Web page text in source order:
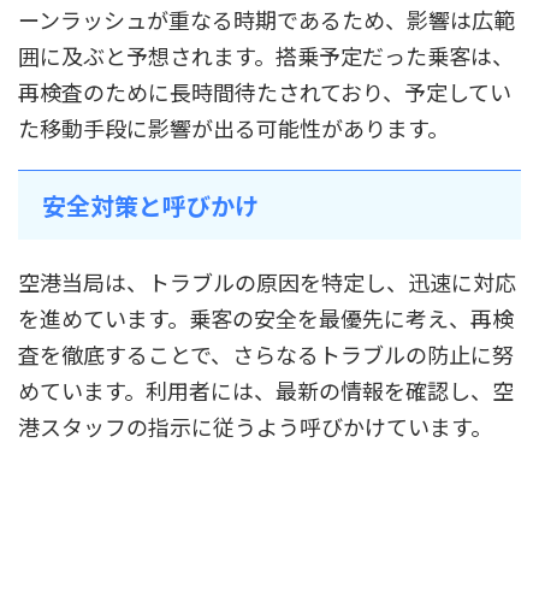
ーンラッシュが重なる時期であるため、影響は広範
囲に及ぶと予想されます。搭乗予定だった乗客は、
再検査のために長時間待たされており、予定してい
た移動手段に影響が出る可能性があります。
安全対策と呼びかけ
空港当局は、トラブルの原因を特定し、迅速に対応
を進めています。乗客の安全を最優先に考え、再検
査を徹底することで、さらなるトラブルの防止に努
めています。利用者には、最新の情報を確認し、空
港スタッフの指示に従うよう呼びかけています。